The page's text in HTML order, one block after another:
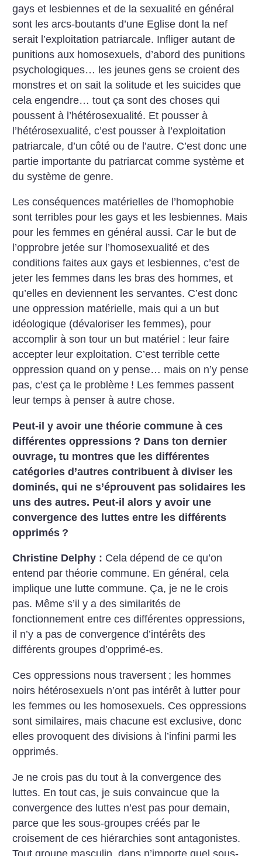
gays et lesbiennes et de la sexualité en général
sont les arcs-boutants d’une Eglise dont la nef
serait l’exploitation patriarcale. Infliger autant de
punitions aux homosexuels, d’abord des punitions
psychologiques… les jeunes gens se croient des
monstres et on sait la solitude et les suicides que
cela engendre… tout ça sont des choses qui
poussent à l’hétérosexualité. Et pousser à
l’hétérosexualité, c’est pousser à l’exploitation
patriarcale, d’un côté ou de l’autre. C’est donc une
partie importante du patriarcat comme système et
du système de genre.
Les conséquences matérielles de l’homophobie
sont terribles pour les gays et les lesbiennes. Mais
pour les femmes en général aussi. Car le but de
l’opprobre jetée sur l’homosexualité et des
conditions faites aux gays et lesbiennes, c’est de
jeter les femmes dans les bras des hommes, et
qu’elles en deviennent les servantes. C’est donc
une oppression matérielle, mais qui a un but
idéologique (dévaloriser les femmes), pour
accomplir à son tour un but matériel : leur faire
accepter leur exploitation. C’est terrible cette
oppression quand on y pense… mais on n’y pense
pas, c’est ça le problème ! Les femmes passent
leur temps à penser à autre chose.
Peut-il y avoir une théorie commune à ces
différentes oppressions ? Dans ton dernier
ouvrage, tu montres que les différentes
catégories d’autres contribuent à diviser les
dominés, qui ne s’éprouvent pas solidaires les
uns des autres. Peut-il alors y avoir une
convergence des luttes entre les différents
opprimés ?
Christine Delphy : Cela dépend de ce qu’on
entend par théorie commune. En général, cela
implique une lutte commune. Ça, je ne le crois
pas. Même s’il y a des similarités de
fonctionnement entre ces différentes oppressions,
il n’y a pas de convergence d’intérêts des
différents groupes d’opprimé-es.
Ces oppressions nous traversent ; les hommes
noirs hétérosexuels n’ont pas intérêt à lutter pour
les femmes ou les homosexuels. Ces oppressions
sont similaires, mais chacune est exclusive, donc
elles provoquent des divisions à l’infini parmi les
opprimés.
Je ne crois pas du tout à la convergence des
luttes. En tout cas, je suis convaincue que la
convergence des luttes n’est pas pour demain,
parce que les sous-groupes créés par le
croisement de ces hiérarchies sont antagonistes.
Tout groupe masculin, dans n’importe quel sous-